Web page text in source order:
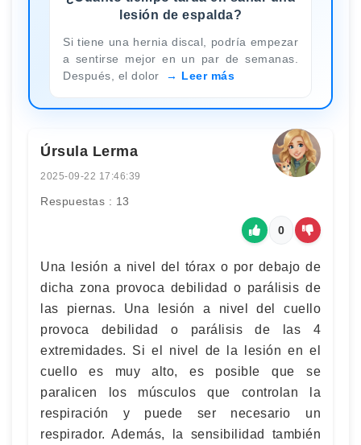
lesión de espalda?
Si tiene una hernia discal, podría empezar
a sentirse mejor en un par de semanas.
Después, el dolor
Leer más
Úrsula Lerma
2025-09-22 17:46:39
Respuestas : 13
0
Una lesión a nivel del tórax o por debajo de
dicha zona provoca debilidad o parálisis de
las piernas. Una lesión a nivel del cuello
provoca debilidad o parálisis de las 4
extremidades. Si el nivel de la lesión en el
cuello es muy alto, es posible que se
paralicen los músculos que controlan la
respiración y puede ser necesario un
respirador. Además, la sensibilidad también